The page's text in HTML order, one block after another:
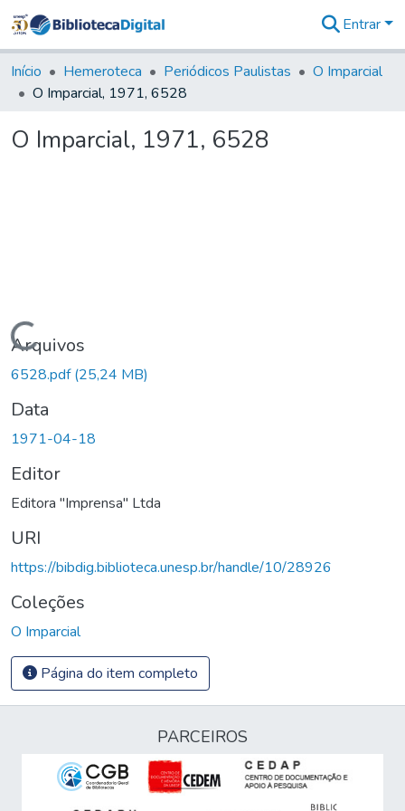
&
Coleções
Tudo na
Digital
Entrar
Início Hemeroteca Periódicos Paulistas
O Imparcial
O Imparcial, 1971, 6528
O Imparcial, 1971, 6528
Carregando...
Arquivos
6528.pdf(25,24 MB)
Data
1971-04-18
Editor
Editora "Imprensa" Ltda
URI
https://bibdig.biblioteca.unesp.br/handle/10/28926
Coleções
O Imparcial
Página do item completo
PARCEIROS